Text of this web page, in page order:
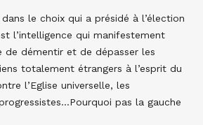
le choix qui a présidé à l’élection
l’intelligence qui manifestement
de démentir et de dépasser les
totalement étrangers à l’esprit du
l’Eglise universelle, les
pas la gauche